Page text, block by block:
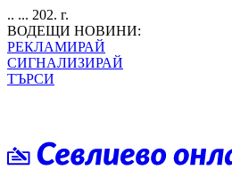
.. ... 202. г.
ВОДЕЩИ НОВИНИ:
РЕКЛАМИРАЙ
СИГНАЛИЗИРАЙ
ТЪРСИ